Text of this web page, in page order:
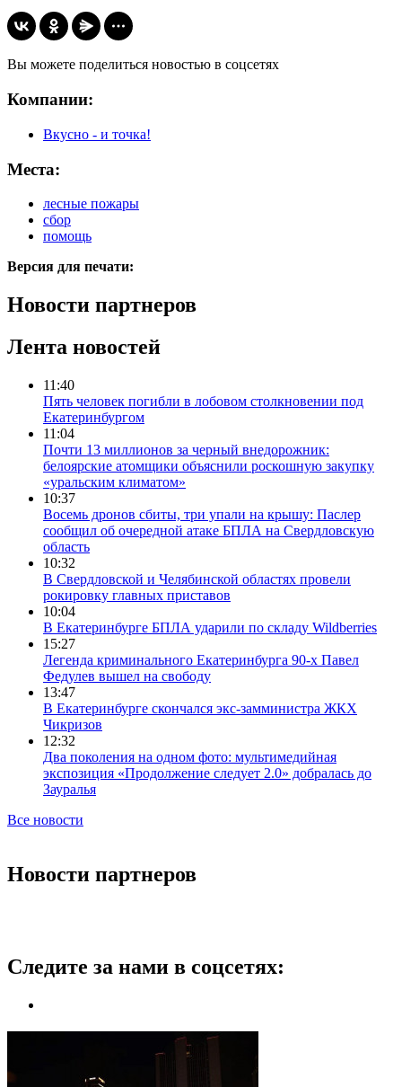
Вы можете поделиться новостью в соцсетях
Компании:
Вкусно - и точка!
Места:
лесные пожары
сбор
помощь
Версия для печати:
Новости партнеров
Лента новостей
11:40
Пять человек погибли в лобовом столкновении под
Екатеринбургом
11:04
Почти 13 миллионов за черный внедорожник:
белоярские атомщики объяснили роскошную закупку
«уральским климатом»
10:37
Восемь дронов сбиты, три упали на крышу: Паслер
сообщил об очередной атаке БПЛА на Свердловскую
область
10:32
В Свердловской и Челябинской областях провели
рокировку главных приставов
10:04
В Екатеринбурге БПЛА ударили по складу Wildberries
15:27
Легенда криминального Екатеринбурга 90-х Павел
Федулев вышел на свободу
13:47
В Екатеринбурге скончался экс-замминистра ЖКХ
Чикризов
12:32
Два поколения на одном фото: мультимедийная
экспозиция «Продолжение следует 2.0» добралась до
Зауралья
Все новости
Новости партнеров
Следите за нами в соцсетях: